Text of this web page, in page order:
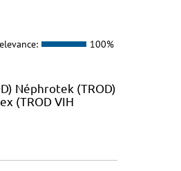
100%
Néphrotek (TROD)
(TROD VIH